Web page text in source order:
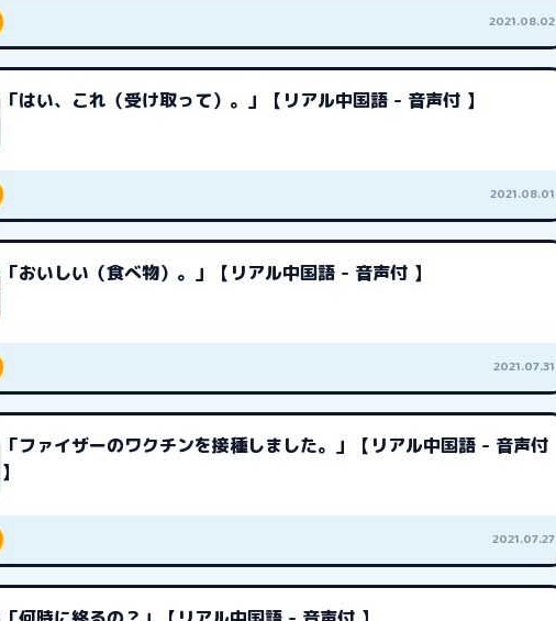
2021.08.02
「はい、これ（受け取って）。」【リアル中国語 - 音声付 】
2021.08.01
「おいしい（食べ物）。」【リアル中国語 - 音声付 】
2021.07.31
「ファイザーのワクチンを接種しました。」【リアル中国語 - 音声付
】
2021.07.27